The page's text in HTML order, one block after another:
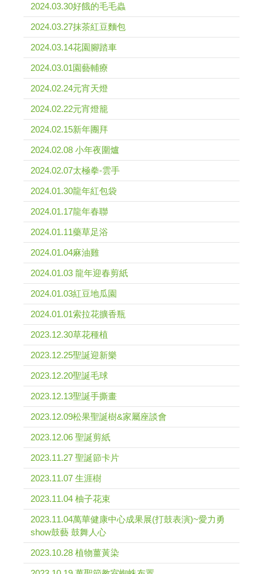
2024.03.30好餓的毛毛蟲
2024.03.27抹茶紅豆麵包
2024.03.14花園腳踏車
2024.03.01園藝輔療
2024.02.24元宵天燈
2024.02.22元宵燈籠
2024.02.15新年團拜
2024.02.08 小年夜圍爐
2024.02.07太極拳-雲手
2024.01.30龍年紅包袋
2024.01.17龍年春聯
2024.01.11藥草足浴
2024.01.04麻油雞
2024.01.03 龍年迎春剪紙
2024.01.03紅豆地瓜園
2024.01.01索拉花擴香瓶
2023.12.30草花種植
2023.12.25聖誕迎新樂
2023.12.20聖誕毛球
2023.12.13聖誕手撕畫
2023.12.09松果聖誕樹&家屬座談會
2023.12.06 聖誕剪紙
2023.11.27 聖誕節卡片
2023.11.07 生涯樹
2023.11.04 柚子花束
2023.11.04萬華健康中心成果展(打鼓表演)~愛力勇
show鼓藝 鼓舞人心
2023.10.28 植物薑黃染